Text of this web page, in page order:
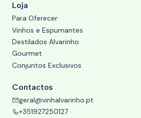
Loja
Para Oferecer
Vinhos e Espumantes
Destilados Alvarinho
Gourmet
Conjuntos Exclusivos
Contactos
geral@vinhalvarinho.pt
+351927250127